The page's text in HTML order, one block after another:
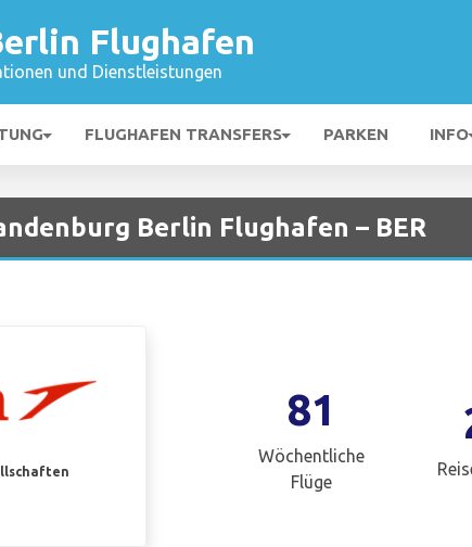
Flughafen
und Dienstleistungen
FLUGHAFEN TRANSFERS PARKEN INFO
Berlin Flughafen – BER
81
Wöchentliche
Flüge